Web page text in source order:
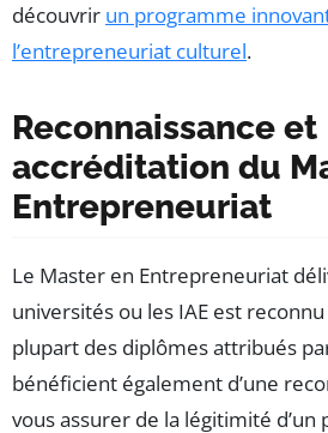
découvrir un programme
l’entrepreneuriat culturel.
Reconnaissance et
accréditation du
Entrepreneuriat
Le Master en Entrepreneuriat
universités ou les IAE est
plupart des diplômes attribués
bénéficient également d’une
vous assurer de la légitimité